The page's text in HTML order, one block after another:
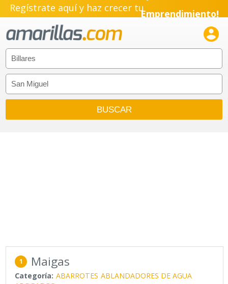
Regístrate aquí y haz crecer tuEmprendimiento!

1 Maigas
Categoría: ABARROTES ABLANDADORES DE AGUA